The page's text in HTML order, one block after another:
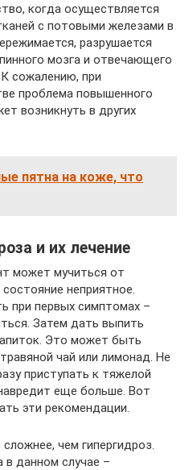
когда осуществляется
с потовыми железами в
разрушается
мозга и отвечающего
сожалению, при
проблема повышенного
возникнуть в других
пятна на коже, что
и их лечение
может мучиться от
неприятное.
при первых симптомах –
Затем дать выпить
Это может быть
чай или лимонад. Не
приступать к тяжелой
еще больше. Вот
эти рекомендации.
чем гипергидроз.
в данном случае –